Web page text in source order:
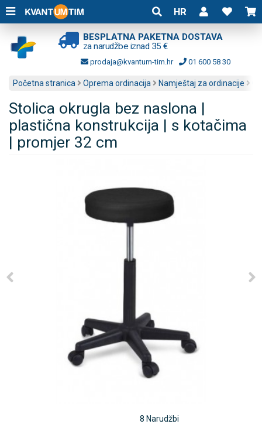
HR
BESPLATNA PAKETNA DOSTAVA
za narudžbe iznad 35 €
prodaja@kvantum-tim.hr 01 600 58 30
Početna stranica Oprema ordinacija Namještaj za ordinacije
Stolica okrugla bez naslona |
plastična konstrukcija | s kotačima
| promjer 32 cm
8 Narudžbi